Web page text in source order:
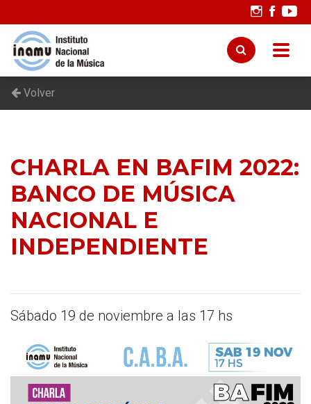
Volver
CHARLA EN BAFIM 2022:
BANCO DE MÚSICA
NACIONAL E
INDEPENDIENTE
Sábado 19 de noviembre a las 17 hs